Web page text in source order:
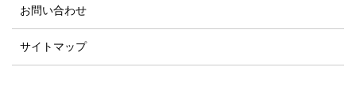
お問い合わせ
サイトマップ